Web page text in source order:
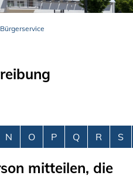
Bürgerservice
N O P Q R S
mitteilen, die